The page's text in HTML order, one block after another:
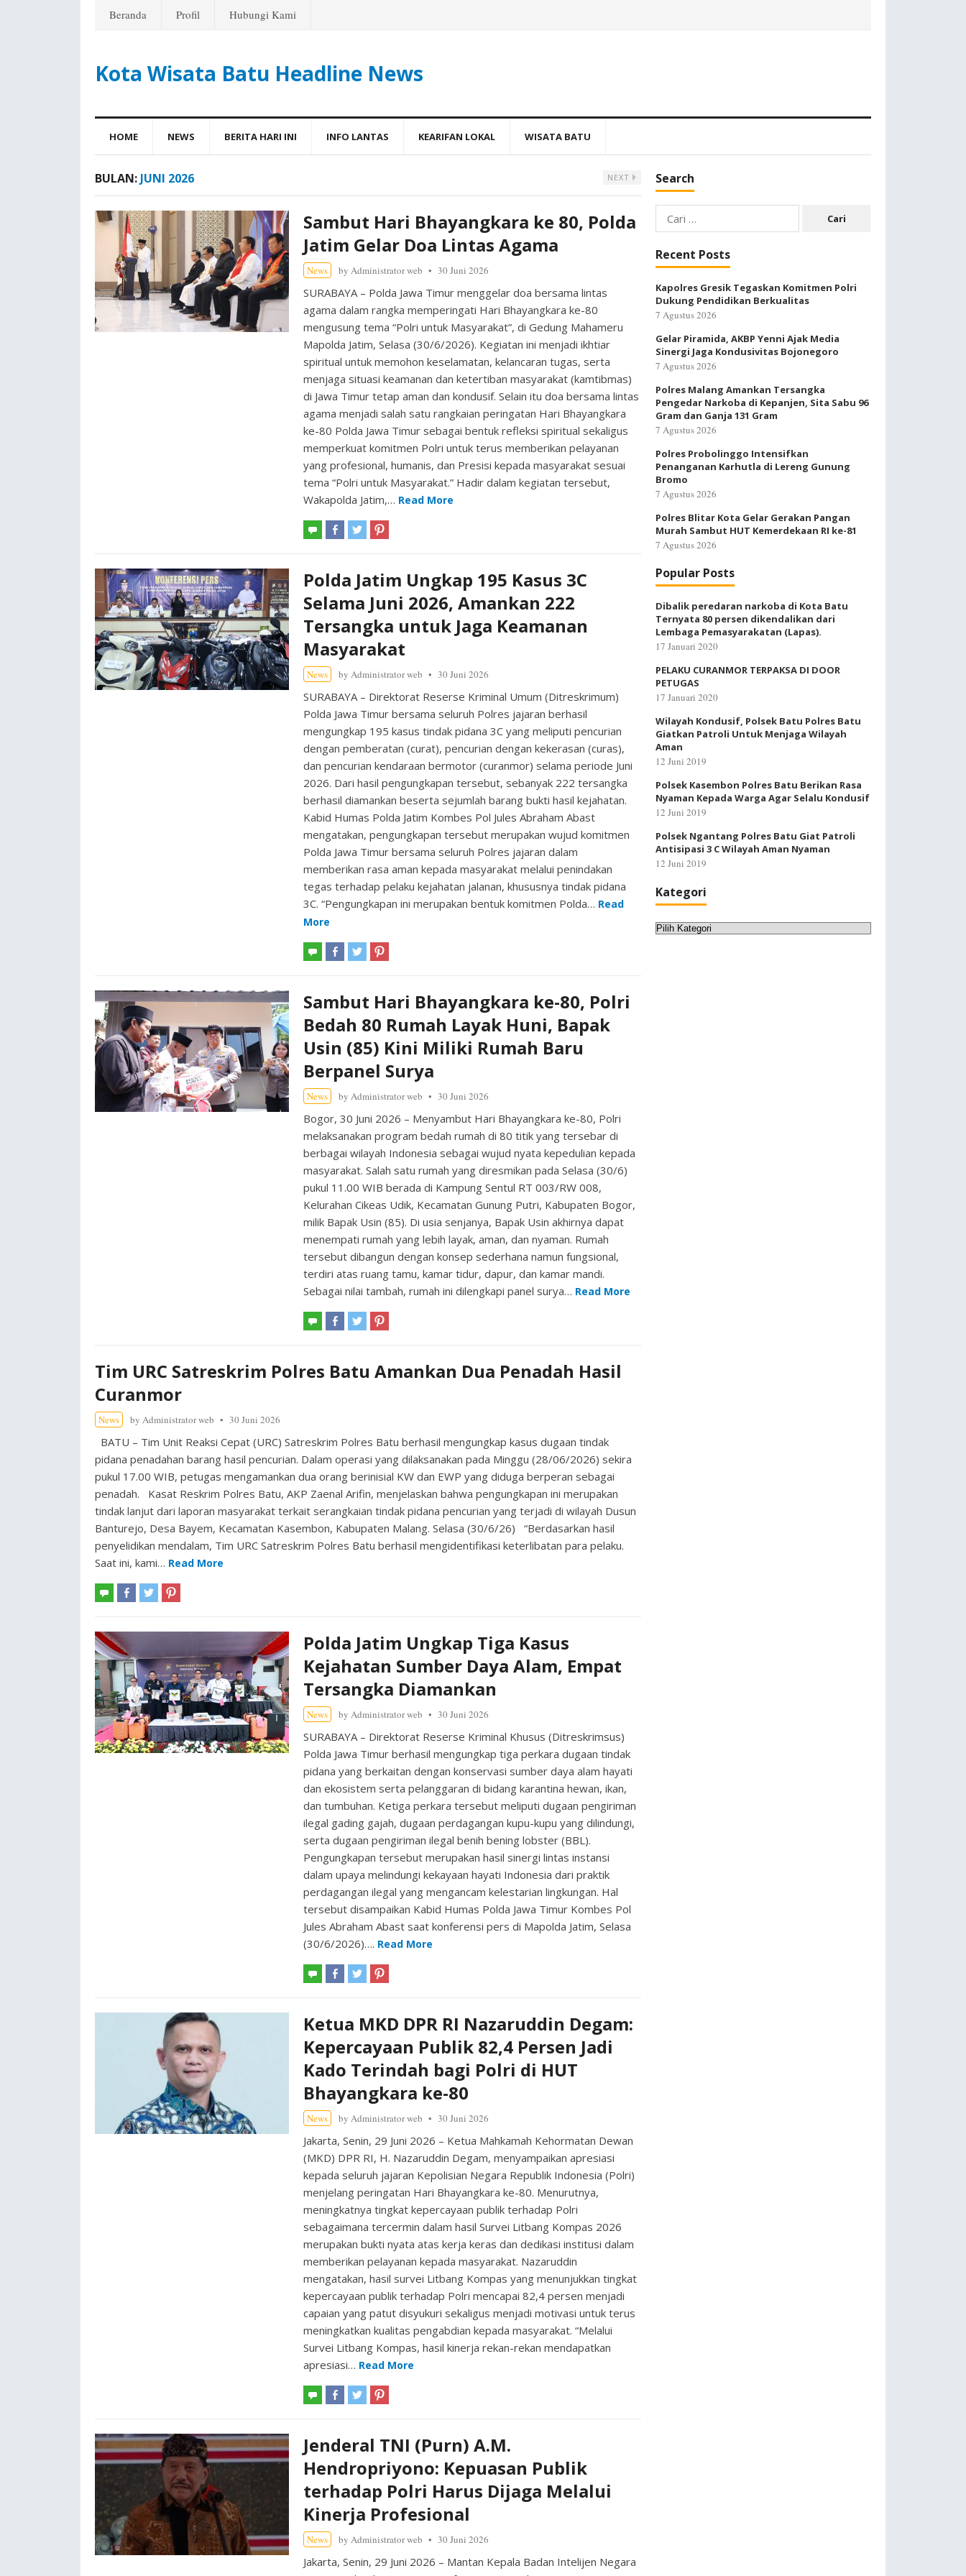
Beranda Profil Hubungi Kami
Kota Wisata Batu Headline News
HOME NEWS BERITA HARI INI INFO LANTAS KEARIFAN LOKAL WISATA BATU
BULAN: JUNI 2026 NEXT
Sambut Hari Bhayangkara ke 80, Polda
Jatim Gelar Doa Lintas Agama
News by Administrator web 30 Juni 2026
SURABAYA – Polda Jawa Timur menggelar doa bersama lintas
agama dalam rangka memperingati Hari Bhayangkara ke-80
mengusung tema “Polri untuk Masyarakat”, di Gedung Mahameru
Mapolda Jatim, Selasa (30/6/2026). Kegiatan ini menjadi ikhtiar
spiritual untuk memohon keselamatan, kelancaran tugas, serta
menjaga situasi keamanan dan ketertiban masyarakat (kamtibmas)
di Jawa Timur tetap aman dan kondusif. Selain itu doa bersama lintas
agama menjadi salah satu rangkaian peringatan Hari Bhayangkara
ke-80 Polda Jawa Timur sebagai bentuk refleksi spiritual sekaligus
memperkuat komitmen Polri untuk terus memberikan pelayanan
yang profesional, humanis, dan Presisi kepada masyarakat sesuai
tema “Polri untuk Masyarakat.” Hadir dalam kegiatan tersebut,
Wakapolda Jatim,… Read More
Polda Jatim Ungkap 195 Kasus 3C
Selama Juni 2026, Amankan 222
Tersangka untuk Jaga Keamanan
Masyarakat
News by Administrator web 30 Juni 2026
SURABAYA – Direktorat Reserse Kriminal Umum (Ditreskrimum)
Polda Jawa Timur bersama seluruh Polres jajaran berhasil
mengungkap 195 kasus tindak pidana 3C yang meliputi pencurian
dengan pemberatan (curat), pencurian dengan kekerasan (curas),
dan pencurian kendaraan bermotor (curanmor) selama periode Juni
2026. Dari hasil pengungkapan tersebut, sebanyak 222 tersangka
berhasil diamankan beserta sejumlah barang bukti hasil kejahatan.
Kabid Humas Polda Jatim Kombes Pol Jules Abraham Abast
mengatakan, pengungkapan tersebut merupakan wujud komitmen
Polda Jawa Timur bersama seluruh Polres jajaran dalam
memberikan rasa aman kepada masyarakat melalui penindakan
tegas terhadap pelaku kejahatan jalanan, khususnya tindak pidana
3C. “Pengungkapan ini merupakan bentuk komitmen Polda… Read
More
Sambut Hari Bhayangkara ke-80, Polri
Bedah 80 Rumah Layak Huni, Bapak
Usin (85) Kini Miliki Rumah Baru
Berpanel Surya
News by Administrator web 30 Juni 2026
Bogor, 30 Juni 2026 – Menyambut Hari Bhayangkara ke-80, Polri
melaksanakan program bedah rumah di 80 titik yang tersebar di
berbagai wilayah Indonesia sebagai wujud nyata kepedulian kepada
masyarakat. Salah satu rumah yang diresmikan pada Selasa (30/6)
pukul 11.00 WIB berada di Kampung Sentul RT 003/RW 008,
Kelurahan Cikeas Udik, Kecamatan Gunung Putri, Kabupaten Bogor,
milik Bapak Usin (85). Di usia senjanya, Bapak Usin akhirnya dapat
menempati rumah yang lebih layak, aman, dan nyaman. Rumah
tersebut dibangun dengan konsep sederhana namun fungsional,
terdiri atas ruang tamu, kamar tidur, dapur, dan kamar mandi.
Sebagai nilai tambah, rumah ini dilengkapi panel surya… Read More
Tim URC Satreskrim Polres Batu Amankan Dua Penadah Hasil
Curanmor
News by Administrator web 30 Juni 2026
BATU – Tim Unit Reaksi Cepat (URC) Satreskrim Polres Batu berhasil mengungkap kasus dugaan tindak
pidana penadahan barang hasil pencurian. Dalam operasi yang dilaksanakan pada Minggu (28/06/2026) sekira
pukul 17.00 WIB, petugas mengamankan dua orang berinisial KW dan EWP yang diduga berperan sebagai
penadah. Kasat Reskrim Polres Batu, AKP Zaenal Arifin, menjelaskan bahwa pengungkapan ini merupakan
tindak lanjut dari laporan masyarakat terkait serangkaian tindak pidana pencurian yang terjadi di wilayah Dusun
Banturejo, Desa Bayem, Kecamatan Kasembon, Kabupaten Malang. Selasa (30/6/26) “Berdasarkan hasil
penyelidikan mendalam, Tim URC Satreskrim Polres Batu berhasil mengidentifikasi keterlibatan para pelaku.
Saat ini, kami… Read More
Polda Jatim Ungkap Tiga Kasus
Kejahatan Sumber Daya Alam, Empat
Tersangka Diamankan
News by Administrator web 30 Juni 2026
SURABAYA – Direktorat Reserse Kriminal Khusus (Ditreskrimsus)
Polda Jawa Timur berhasil mengungkap tiga perkara dugaan tindak
pidana yang berkaitan dengan konservasi sumber daya alam hayati
dan ekosistem serta pelanggaran di bidang karantina hewan, ikan,
dan tumbuhan. Ketiga perkara tersebut meliputi dugaan pengiriman
ilegal gading gajah, dugaan perdagangan kupu-kupu yang dilindungi,
serta dugaan pengiriman ilegal benih bening lobster (BBL).
Pengungkapan tersebut merupakan hasil sinergi lintas instansi
dalam upaya melindungi kekayaan hayati Indonesia dari praktik
perdagangan ilegal yang mengancam kelestarian lingkungan. Hal
tersebut disampaikan Kabid Humas Polda Jawa Timur Kombes Pol
Jules Abraham Abast saat konferensi pers di Mapolda Jatim, Selasa
(30/6/2026)…. Read More
Ketua MKD DPR RI Nazaruddin Degam:
Kepercayaan Publik 82,4 Persen Jadi
Kado Terindah bagi Polri di HUT
Bhayangkara ke-80
News by Administrator web 30 Juni 2026
Jakarta, Senin, 29 Juni 2026 – Ketua Mahkamah Kehormatan Dewan
(MKD) DPR RI, H. Nazaruddin Degam, menyampaikan apresiasi
kepada seluruh jajaran Kepolisian Negara Republik Indonesia (Polri)
menjelang peringatan Hari Bhayangkara ke-80. Menurutnya,
meningkatnya tingkat kepercayaan publik terhadap Polri
sebagaimana tercermin dalam hasil Survei Litbang Kompas 2026
merupakan bukti nyata atas kerja keras dan dedikasi institusi dalam
memberikan pelayanan kepada masyarakat. Nazaruddin
mengatakan, hasil survei Litbang Kompas yang menunjukkan tingkat
kepercayaan publik terhadap Polri mencapai 82,4 persen menjadi
capaian yang patut disyukuri sekaligus menjadi motivasi untuk terus
meningkatkan kualitas pengabdian kepada masyarakat. “Melalui
Survei Litbang Kompas, hasil kinerja rekan-rekan mendapatkan
apresiasi… Read More
Jenderal TNI (Purn) A.M.
Hendropriyono: Kepuasan Publik
terhadap Polri Harus Dijaga Melalui
Kinerja Profesional
News by Administrator web 30 Juni 2026
Jakarta, Senin, 29 Juni 2026 – Mantan Kepala Badan Intelijen Negara
Search
Cari
untuk:
Recent Posts
Kapolres Gresik Tegaskan Komitmen Polri
Dukung Pendidikan Berkualitas
7 Agustus 2026
Gelar Piramida, AKBP Yenni Ajak Media
Sinergi Jaga Kondusivitas Bojonegoro
7 Agustus 2026
Polres Malang Amankan Tersangka
Pengedar Narkoba di Kepanjen, Sita Sabu 96
Gram dan Ganja 131 Gram
7 Agustus 2026
Polres Probolinggo Intensifkan
Penanganan Karhutla di Lereng Gunung
Bromo
7 Agustus 2026
Polres Blitar Kota Gelar Gerakan Pangan
Murah Sambut HUT Kemerdekaan RI ke-81
7 Agustus 2026
Popular Posts
Dibalik peredaran narkoba di Kota Batu
Ternyata 80 persen dikendalikan dari
Lembaga Pemasyarakatan (Lapas).
17 Januari 2020
PELAKU CURANMOR TERPAKSA DI DOOR
PETUGAS
17 Januari 2020
Wilayah Kondusif, Polsek Batu Polres Batu
Giatkan Patroli Untuk Menjaga Wilayah
Aman
12 Juni 2019
Polsek Kasembon Polres Batu Berikan Rasa
Nyaman Kepada Warga Agar Selalu Kondusif
12 Juni 2019
Polsek Ngantang Polres Batu Giat Patroli
Antisipasi 3 C Wilayah Aman Nyaman
12 Juni 2019
Kategori
Kategori